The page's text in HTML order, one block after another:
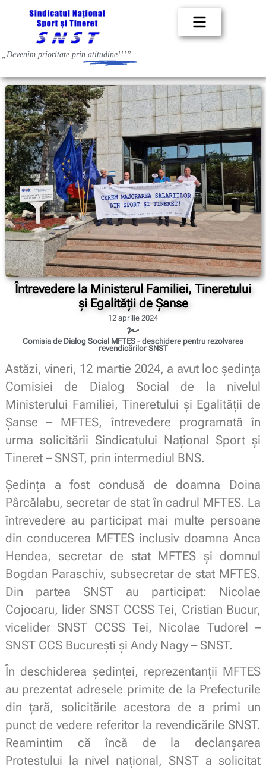
„Devenim prioritate prin atitudine!!!”
Întrevedere la Ministerul Familiei, Tineretului
și Egalității de Șanse
12 aprilie 2024
Comisia de Dialog Social MFTES - deschidere pentru rezolvarea
revendicărilor SNST
Astăzi, vineri, 12 martie 2024, a avut loc ședința
Comisiei de Dialog Social de la nivelul
Ministerului Familiei, Tineretului și Egalității de
Șanse – MFTES, întrevedere programată în
urma solicitării Sindicatului Național Sport și
Tineret – SNST, prin intermediul BNS.
Ședința a fost condusă de doamna Doina
Pârcălabu, secretar de stat în cadrul MFTES. La
întrevedere au participat mai multe persoane
din conducerea MFTES inclusiv doamna Anca
Hendea, secretar de stat MFTES și domnul
Bogdan Paraschiv, subsecretar de stat MFTES.
Din partea SNST au participat: Nicolae
Cojocaru, lider SNST CCSS Tei, Cristian Bucur,
vicelider SNST CCSS Tei, Nicolae Tudorel –
SNST CCS București și Andy Nagy – SNST.
În deschiderea ședinței, reprezentanții MFTES
au prezentat adresele primite de la Prefecturile
din țară, solicitările acestora de a primi un
punct de vedere referitor la revendicările SNST.
Reamintim că încă de la declanșarea
Protestului la nivel național, SNST a solicitat